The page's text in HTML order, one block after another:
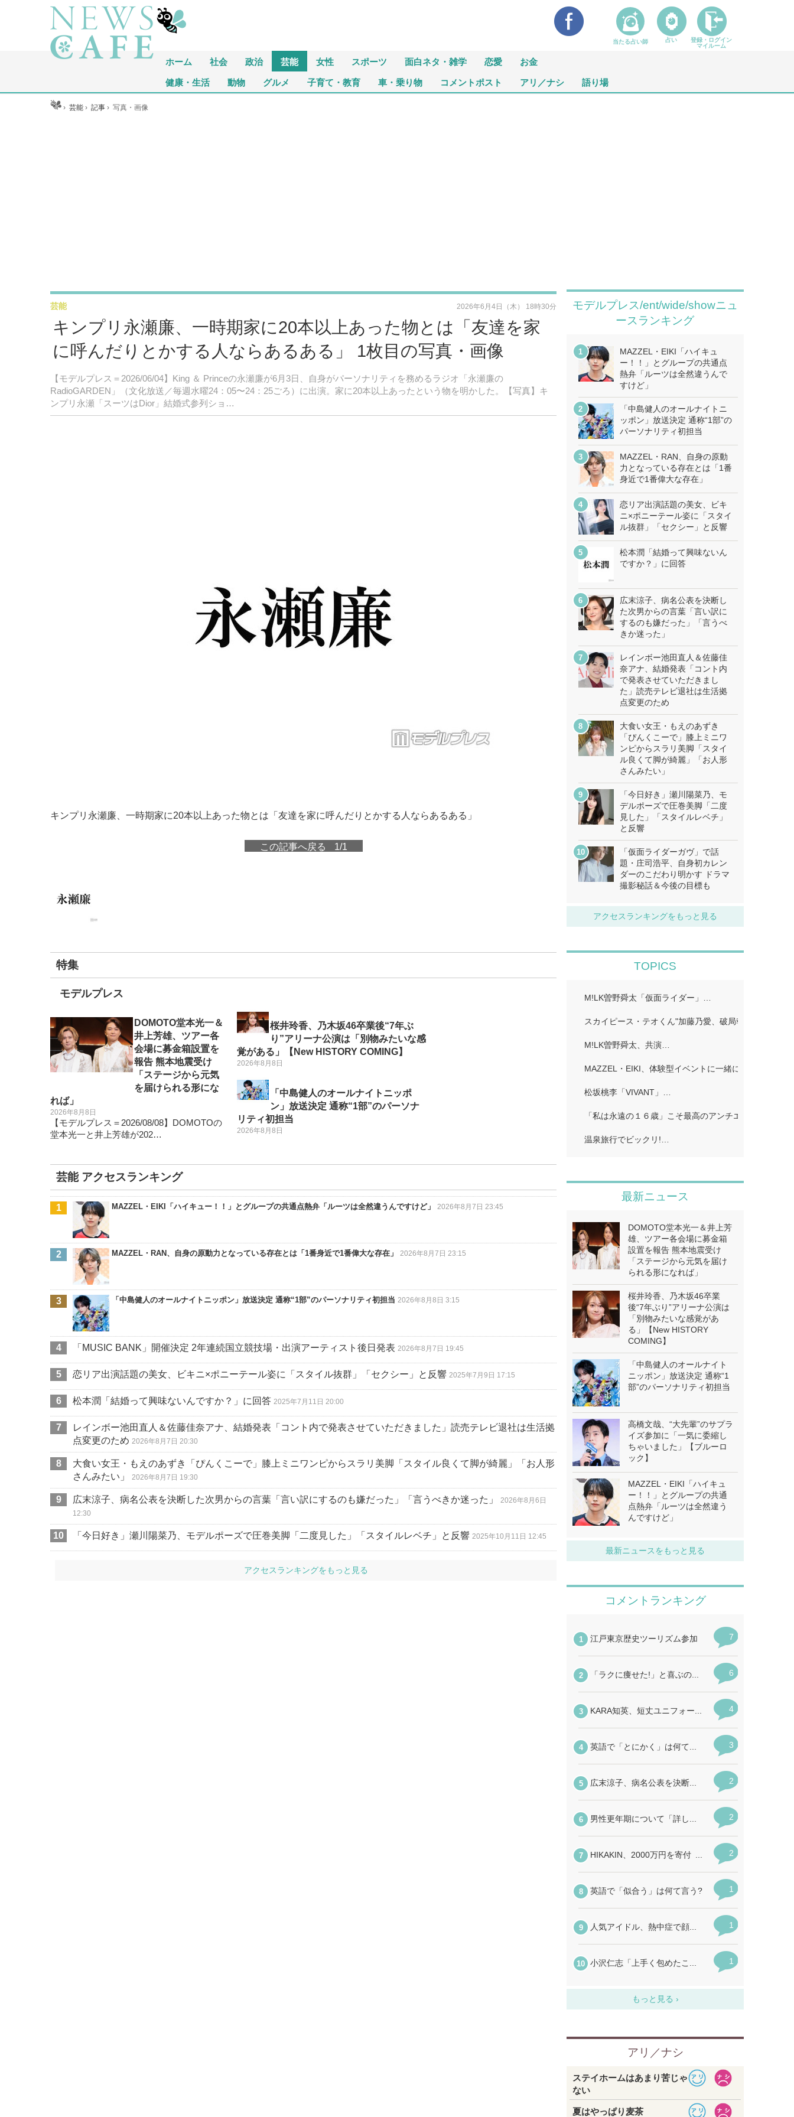
ホーム 社会 政治 芸能 女性 スポーツ 面白ネタ・雑学 恋愛 お金
健康・生活 動物 グルメ 子育て・教育 車・乗り物 コメントポスト アリ／ナシ 語り場
ホーム ›芸能 ›記事 ›写真・画像
キンプリ永瀬廉、一時期家に20本以上あった物とは「友達を家
に呼んだりとかする人ならあるある」 1枚目の写真・画像
【モデルプレス＝2026/06/04】King ＆ Princeの永瀬廉が6月3日、自身がパーソナリティを務めるラジオ「永瀬廉の
RadioGARDEN」（文化放送／毎週水曜24：05〜24：25ごろ）に出演。家に20本以上あったという物を明かした。【写真】キ
ンプリ永瀬「スーツはDior」結婚式参列ショ…
芸能 2026年6月4日（木） 18時30分
キンプリ永瀬廉、一時期家に20本以上あった物とは「友達を家に呼んだりとかする人ならあるある」
この記事へ戻る 1/1
特集
モデルプレス
DOMOTO堂本光一＆
井上芳雄、ツアー各
会場に募金箱設置を
報告 熊本地震受け
「ステージから元気
を届けられる形にな
れば」
2026年8月8日
【モデルプレス＝2026/08/08】DOMOTOの
堂本光一と井上芳雄が202…
桜井玲香、乃木坂46卒業後“7年ぶ
り”アリーナ公演は「別物みたいな感
覚がある」【New HISTORY COMING】
2026年8月8日
「中島健人のオールナイトニッポ
ン」放送決定 通称“1部”のパーソナ
リティ初担当
2026年8月8日
芸能 アクセスランキング
MAZZEL・EIKI「ハイキュー！！」とグループの共通点熱弁「ルーツは全然違うんですけど」 2026年8月7日 23:45
MAZZEL・RAN、自身の原動力となっている存在とは「1番身近で1番偉大な存在」 2026年8月7日 23:15
「中島健人のオールナイトニッポン」放送決定 通称“1部”のパーソナリティ初担当 2026年8月8日 3:15
「MUSIC BANK」開催決定 2年連続国立競技場・出演アーティスト後日発表 2026年8月7日 19:45
恋リア出演話題の美女、ビキニ×ポニーテール姿に「スタイル抜群」「セクシー」と反響 2025年7月9日 17:15
松本潤「結婚って興味ないんですか？」に回答 2025年7月11日 20:00
レインボー池田直人＆佐藤佳奈アナ、結婚発表「コント内で発表させていただきました」読売テレビ退社は生活拠
点変更のため 2026年8月7日 20:30
大食い女王・もえのあずき「ぴんくこーで」膝上ミニワンピからスラリ美脚「スタイル良くて脚が綺麗」「お人形
さんみたい」
2026年8月7日 19:30
広末涼子、病名公表を決断した次男からの言葉「言い訳にするのも嫌だった」「言うべきか迷った」
2026年8月6日
12:30
「今日好き」瀬川陽菜乃、モデルポーズで圧巻美脚「二度見した」「スタイルレベチ」と反響 2025年10月11日 12:45
アクセスランキングをもっと見る
モデルプレス/ent/wide/showニュ
ースランキング
MAZZEL・EIKI「ハイキュ
ー！！」とグループの共通点
熱弁「ルーツは全然違うんで
すけど」
「中島健人のオールナイトニ
ッポン」放送決定 通称“1部”の
パーソナリティ初担当
MAZZEL・RAN、自身の原動
力となっている存在とは「1番
身近で1番偉大な存在」
恋リア出演話題の美女、ビキ
ニ×ポニーテール姿に「スタイ
ル抜群」「セクシー」と反響
松本潤「結婚って興味ないん
ですか？」に回答
広末涼子、病名公表を決断し
た次男からの言葉「言い訳に
するのも嫌だった」「言うべ
きか迷った」
レインボー池田直人＆佐藤佳
奈アナ、結婚発表「コント内
で発表させていただきまし
た」読売テレビ退社は生活拠
点変更のため
大食い女王・もえのあずき
「ぴんくこーで」膝上ミニワ
ンピからスラリ美脚「スタイ
ル良くて脚が綺麗」「お人形
さんみたい」
「今日好き」瀬川陽菜乃、モ
デルポーズで圧巻美脚「二度
見した」「スタイルレベチ」
と反響
「仮面ライダーガヴ」で話
題・庄司浩平、自身初カレン
ダーのこだわり明かす ドラマ
撮影秘話＆今後の目標も
アクセスランキングをもっと見る
TOPICS
M!LK曽野舜太「仮面ライダー」…
スカイピース・テオくん"加藤乃愛、破局報告「どちら
M!LK曽野舜太、共演…
MAZZEL・EIKI、体験型イベントに一緒に行きたい人
松坂桃李「VIVANT」…
「私は永遠の１６歳」こそ最高のアンチエイジング!…
温泉旅行でビックリ!…
最新ニュース
DOMOTO堂本光一＆井上芳
雄、ツアー各会場に募金箱
設置を報告 熊本地震受け
「ステージから元気を届け
られる形になれば」
桜井玲香、乃木坂46卒業
後“7年ぶり”アリーナ公演は
「別物みたいな感覚があ
る」【New HISTORY
COMING】
「中島健人のオールナイト
ニッポン」放送決定 通称“1
部”のパーソナリティ初担当
高橋文哉、“大先輩”のサプラ
イズ参加に「一気に委縮し
ちゃいました」【ブルーロ
ック】
MAZZEL・EIKI「ハイキュ
ー！！」とグループの共通
点熱弁「ルーツは全然違う
んですけど」
最新ニュースをもっと見る
当たる占い師 占い
登録・ログイン
マイルーム